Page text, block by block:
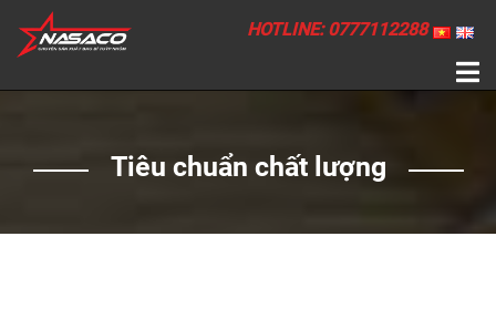
HOTLINE: 0777112288
Tiêu chuẩn chất lượng